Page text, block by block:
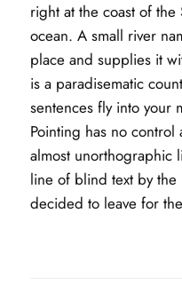
right at the coast of
ocean. A small river
place and supplies it
is a paradisematic
sentences fly into your
Pointing has no
almost unorthographic
line of blind text by the
decided to leave for